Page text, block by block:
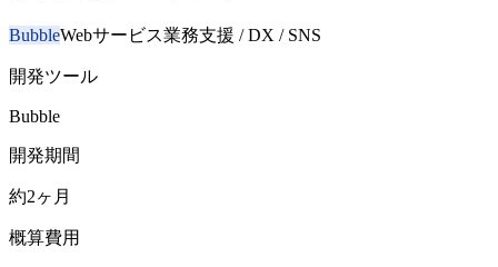
BubbleWebサービス業務支援 / DX / SNS
開発ツール
Bubble
開発期間
約2ヶ月
概算費用